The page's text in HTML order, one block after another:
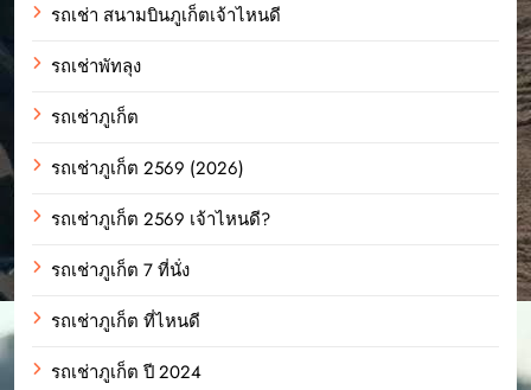
รถเช่า สนามบินภูเก็ตเจ้าไหนดี
รถเช่าพัทลุง
รถเช่าภูเก็ต
รถเช่าภูเก็ต 2569 (2026)
รถเช่าภูเก็ต 2569 เจ้าไหนดี?
รถเช่าภูเก็ต 7 ที่นั่ง
รถเช่าภูเก็ต ที่ไหนดี
รถเช่าภูเก็ต ปี 2024